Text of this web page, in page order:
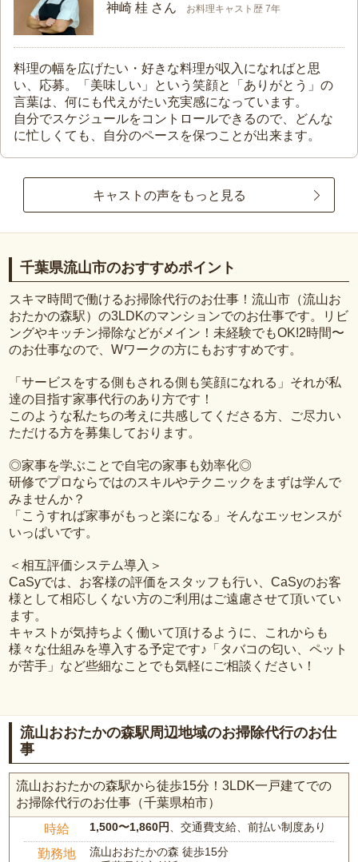
神崎 桂 さん お料理キャスト歴 7年
料理の幅を広げたい・好きな料理が収入になればと思
い、応募。「美味しい」という笑顔と「ありがとう」の
言葉は、何にも代えがたい充実感になっています。
自分でスケジュールをコントロールできるので、どんな
に忙しくても、自分のペースを保つことが出来ます。
キャストの声をもっと見る
千葉県流山市のおすすめポイント
スキマ時間で働けるお掃除代行のお仕事！流山市（流山お
おたかの森駅）の3LDKのマンションでのお仕事です。リビ
ングやキッチン掃除などがメイン！未経験でもOK!2時間〜
のお仕事なので、Wワークの方にもおすすめです。
「サービスをする側もされる側も笑顔になれる」それが私
達の目指す家事代行のあり方です！
このような私たちの考えに共感してくださる方、ご尽力い
ただける方を募集しております。
◎家事を学ぶことで自宅の家事も効率化◎
研修でプロならではのスキルやテクニックをまずは学んで
みませんか？
「こうすれば家事がもっと楽になる」そんなエッセンスが
いっぱいです。
＜相互評価システム導入＞
CaSyでは、お客様の評価をスタッフも行い、CaSyのお客
様として相応しくない方のご利用はご遠慮させて頂いてい
ます。
キャストが気持ちよく働いて頂けるように、これからも
様々な仕組みを導入する予定です♪「タバコの匂い、ペット
が苦手」など些細なことでも気軽にご相談ください！
流山おおたかの森駅周辺地域のお掃除代行のお仕
事
流山おおたかの森駅から徒歩15分！3LDK一戸建てでの
お掃除代行のお仕事（千葉県柏市）
時給 1,500〜1,860円、交通費支給、前払い制度あり
勤務地
流山おおたかの森 徒歩15分